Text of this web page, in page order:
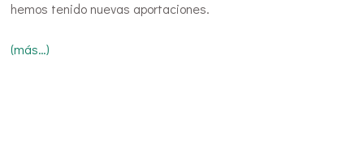
hemos tenido nuevas aportaciones.
(más…)